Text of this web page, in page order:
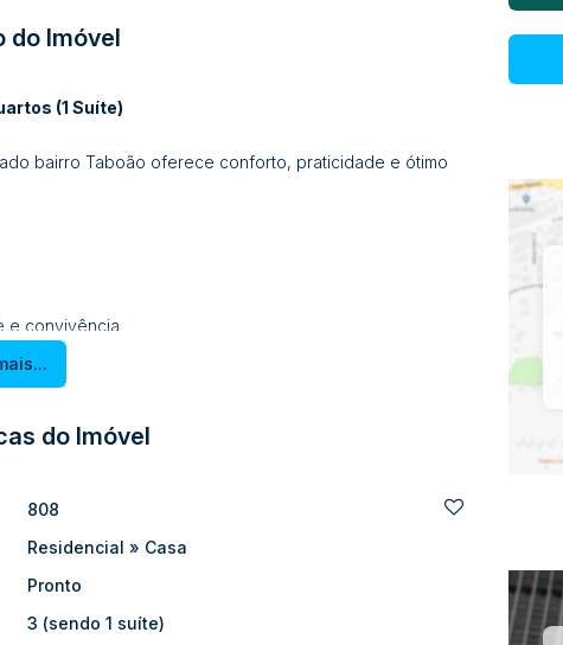
do Imóvel
(1 Suíte)
bairro Taboão oferece conforto, praticidade e ótimo
e convivência
do Imóvel
808
Residencial » Casa
Pronto
3 (sendo 1 suíte)